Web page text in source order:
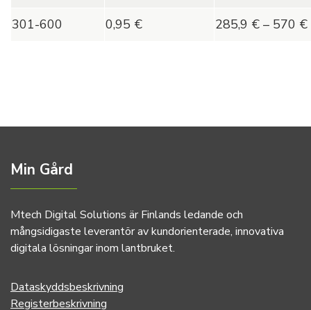
301-600
0,95 € 285,9 € – 570 €
Min Gård
Mtech Digital Solutions är Finlands ledande och
mångsidigaste leverantör av kundorienterade, innovativa
digitala lösningar inom lantbruket.
Dataskyddsbeskrivning
Registerbeskrivning